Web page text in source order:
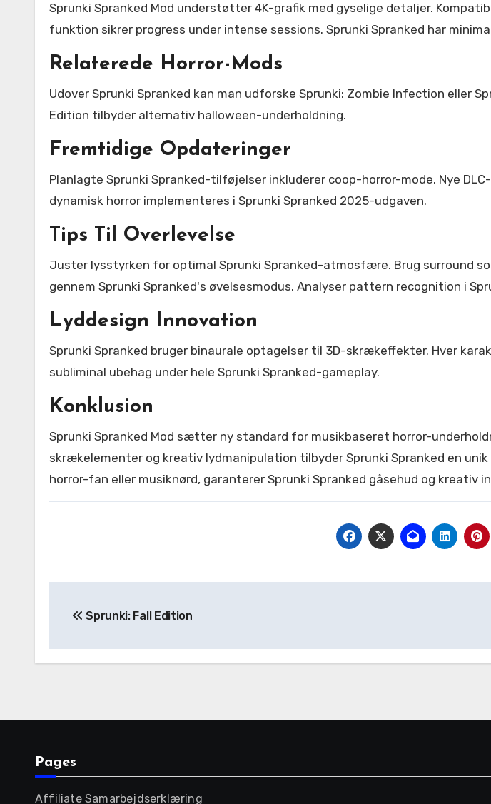
Sprunki Spranked Mod understøtter 4K-grafik med gyselige detaljer.
funktion sikrer progress under intense sessions. Sprunki Spranked har
Relaterede Horror-Mods
Udover Sprunki Spranked kan man udforske Sprunki: Zombie Infection eller
Edition tilbyder alternativ halloween-underholdning.
Fremtidige Opdateringer
Planlagte Sprunki Spranked-tilføjelser inkluderer coop-horror-mode. Nye
dynamisk horror implementeres i Sprunki Spranked 2025-udgaven.
Tips Til Overlevelse
Juster lysstyrken for optimal Sprunki Spranked-atmosfære. Brug surround
gennem Sprunki Spranked's øvelsesmodus. Analyser pattern recognition i
Lyddesign Innovation
Sprunki Spranked bruger binaurale optagelser til 3D-skrækeffekter. Hver
subliminal ubehag under hele Sprunki Spranked-gameplay.
Konklusion
Sprunki Spranked Mod sætter ny standard for musikbaseret horror-
skrækelementer og kreativ lydmanipulation tilbyder Sprunki Spranked en
horror-fan eller musiknørd, garanterer Sprunki Spranked gåsehud og kreativ
navigation
Sprunki: Fall Edition
Pages
Affiliate Samarbejdserklæring